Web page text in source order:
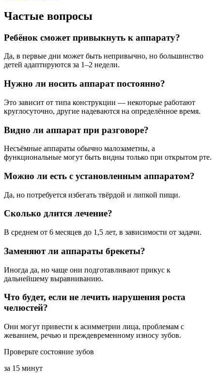
Частые вопросы
Ребёнок сможет привыкнуть к аппарату?
Да, в первые дни может быть непривычно, но большинство
детей адаптируются за 1–2 недели.
Нужно ли носить аппарат постоянно?
Это зависит от типа конструкции — некоторые работают
круглосуточно, другие надеваются на определённое время.
Видно ли аппарат при разговоре?
Несъёмные аппараты обычно малозаметны, а
функциональные могут быть видны только при открытом рте.
Можно ли есть с установленным аппаратом?
Да, но потребуется избегать твёрдой и липкой пищи.
Сколько длится лечение?
В среднем от 6 месяцев до 1,5 лет, в зависимости от задачи.
Заменяют ли аппараты брекеты?
Иногда да, но чаще они подготавливают прикус к
дальнейшему выравниванию.
Что будет, если не лечить нарушения роста
челюстей?
Они могут привести к асимметрии лица, проблемам с
жеванием, речью и преждевременному износу зубов.
Проверьте состояние зубов
за 15 минут